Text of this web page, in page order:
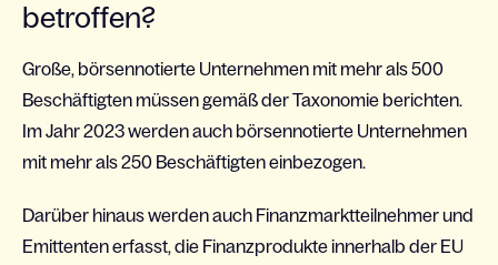
betroffen?
Große, börsennotierte Unternehmen mit mehr als 500
Beschäftigten müssen gemäß der Taxonomie berichten.
Im Jahr 2023 werden auch börsennotierte Unternehmen
mit mehr als 250 Beschäftigten einbezogen.
Darüber hinaus werden auch Finanzmarktteilnehmer und
Emittenten erfasst, die Finanzprodukte innerhalb der EU